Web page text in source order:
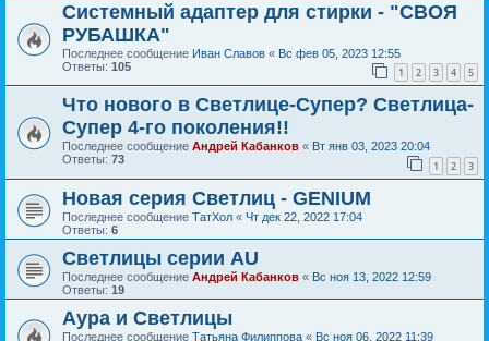
Системный адаптер для стирки - "СВОЯ
РУБАШКА"
Последнее сообщение Иван Славов « Вс фев 05, 2023 12:55
Ответы: 105 1 2 3 4 5
Что нового в Светлице-Супер? Светлица-
Супер 4-го поколения!!
Последнее сообщение Андрей Кабанков « Вт янв 03, 2023 20:04
Ответы: 73 1 2 3
Новая серия Светлиц - GENIUM
Последнее сообщение ТатХол « Чт дек 22, 2022 17:04
Ответы: 6
Светлицы серии AU
Последнее сообщение Андрей Кабанков « Вс ноя 13, 2022 12:59
Ответы: 19
Аура и Светлицы
Последнее сообщение Татьяна Филиппова « Вс ноя 06, 2022 11:39